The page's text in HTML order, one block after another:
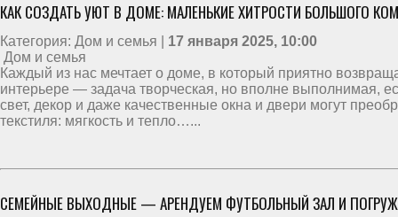
КАК СОЗДАТЬ УЮТ В ДОМЕ: МАЛЕНЬКИЕ ХИТРОСТИ БОЛЬШОГО
Категория: Дом и семья | 17 января 2025, 10:00
Дом и семья
Каждый из нас мечтает о доме, в который приятно
интерьере — задача творческая, но вполне выполнимая,
свет, декор и даже качественные окна и двери могут
текстиля: мягкость и тепло…...
СЕМЕЙНЫЕ ВЫХОДНЫЕ — АРЕНДУЕМ ФУТБОЛЬНЫЙ ЗАЛ И